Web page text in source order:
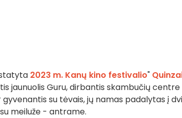
2023 m. Kanų kino festivalio"
jaunuolis Guru, dirbantis skambučių centre
su tėvais, jų namas padalytas į dvi
meiluže - antrame.